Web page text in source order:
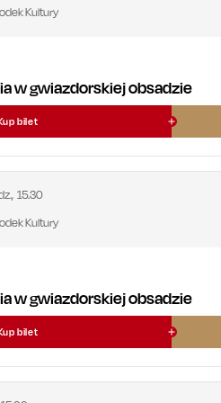
Kultury
w gwiazdorskiej obsadzie
bilet
,15.30
Kultury
w gwiazdorskiej obsadzie
bilet